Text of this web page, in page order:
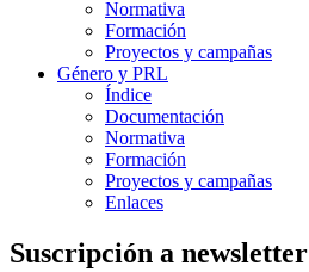
Normativa
Formación
Proyectos y campañas
Género y PRL
Índice
Documentación
Normativa
Formación
Proyectos y campañas
Enlaces
Suscripción a newsletter